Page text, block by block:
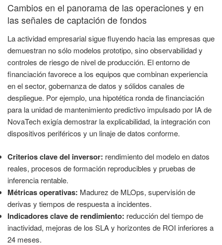
Cambios en el panorama de las operaciones y en
las señales de captación de fondos
La actividad empresarial sigue fluyendo hacia las empresas que
demuestran no sólo modelos prototipo, sino observabilidad y
controles de riesgo de nivel de producción. El entorno de
financiación favorece a los equipos que combinan experiencia
en el sector, gobernanza de datos y sólidos canales de
despliegue. Por ejemplo, una hipotética ronda de financiación
para la unidad de mantenimiento predictivo impulsado por IA de
NovaTech exigía demostrar la explicabilidad, la integración con
dispositivos periféricos y un linaje de datos conforme.
Criterios clave del inversor: rendimiento del modelo en datos
reales, procesos de formación reproducibles y pruebas de
inferencia rentable.
Métricas operativas: Madurez de MLOps, supervisión de
derivas y tiempos de respuesta a incidentes.
Indicadores clave de rendimiento: reducción del tiempo de
inactividad, mejoras de los SLA y horizontes de ROI inferiores a
24 meses.